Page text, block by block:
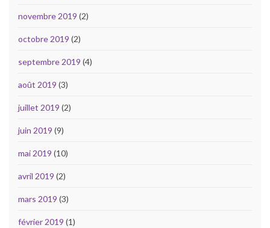
novembre 2019 (2)
octobre 2019 (2)
septembre 2019 (4)
août 2019 (3)
juillet 2019 (2)
juin 2019 (9)
mai 2019 (10)
avril 2019 (2)
mars 2019 (3)
février 2019 (1)